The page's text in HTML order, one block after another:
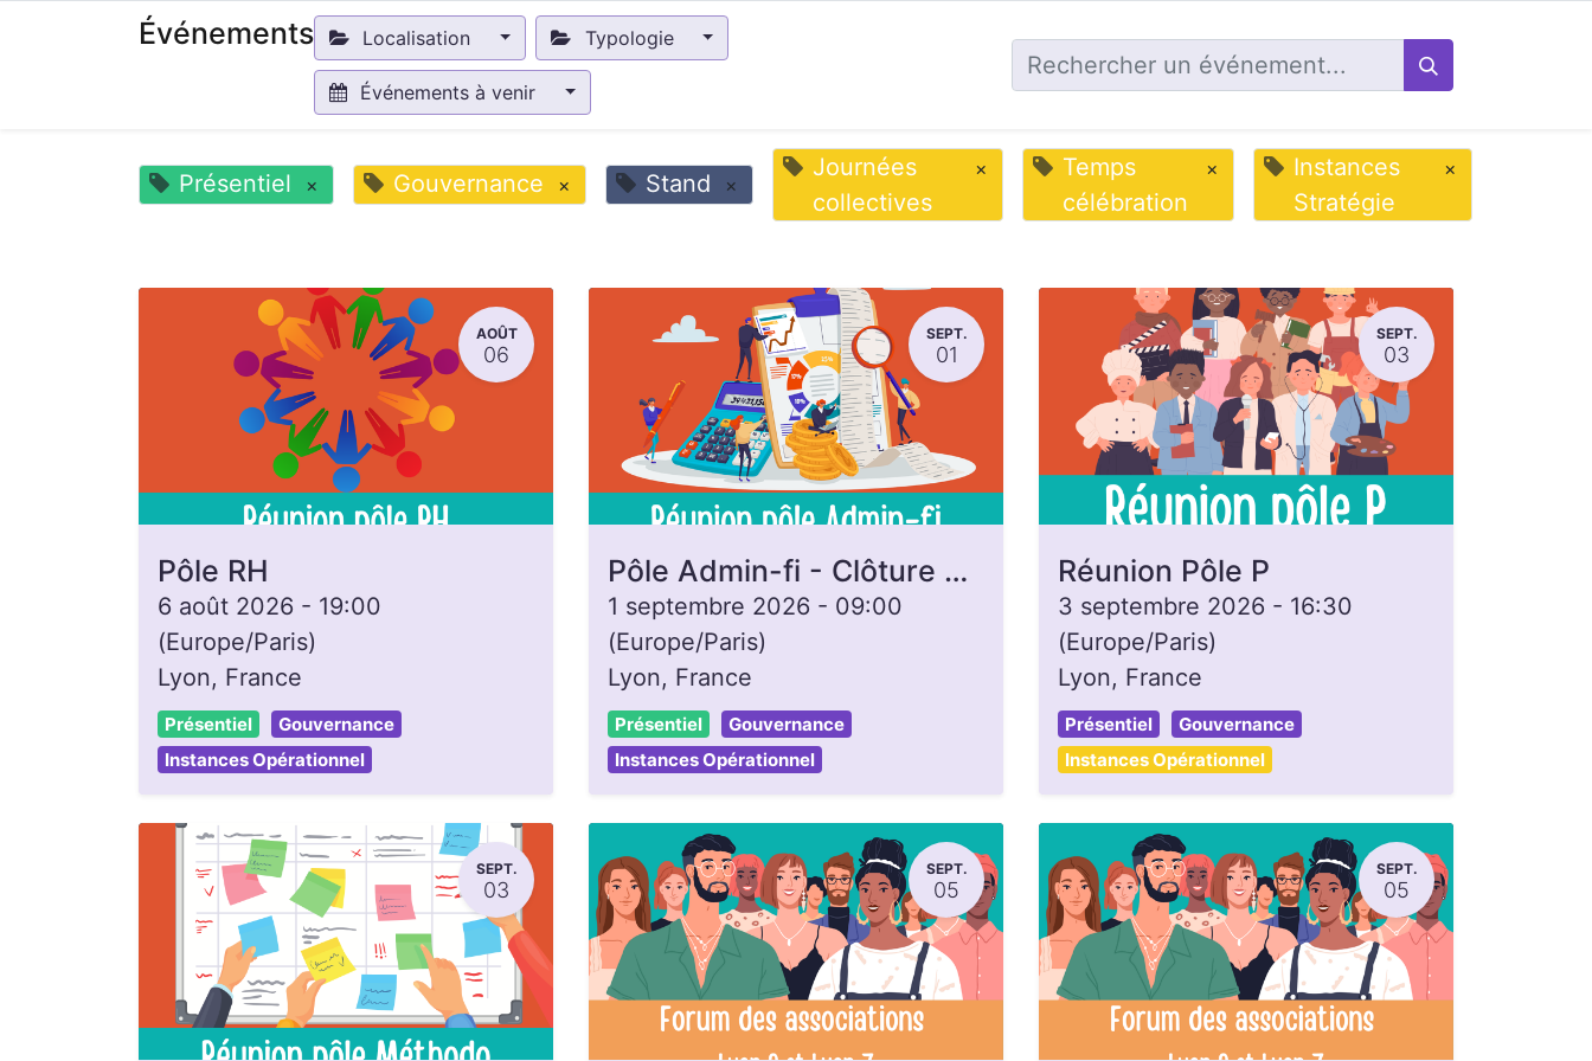
Événements Localisation Typologie
Événements à venir
Présentiel × Gouvernance × Stand ×
Journées
collectives
×
Temps
célébration
×
Instances
Stratégie
×
AOÛT
06
Pôle RH
6 août 2026 - 19:00
(Europe/Paris)
Lyon, France
Présentiel
Gouvernance
Instances Opérationnel
SEPT.
01
Pôle Admin-fi - Clôture de caisse
1 septembre 2026 - 09:00
(Europe/Paris)
Lyon, France
Présentiel
Gouvernance
Instances Opérationnel
SEPT.
03
Réunion Pôle P
3 septembre 2026 - 16:30
(Europe/Paris)
Lyon, France
Présentiel
Gouvernance
Instances Opérationnel
SEPT.
03
SEPT.
05
SEPT.
05